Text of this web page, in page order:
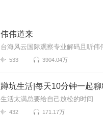
伟伟道来
台海风云国际观察专业解码且听伟
533 3904.04万
蹲坑生活|每天10分钟一起聊
生活太满总要给自己放松的时间
432 171.17万